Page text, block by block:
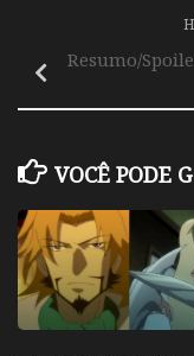
Resumo/
VOCÊ PODE